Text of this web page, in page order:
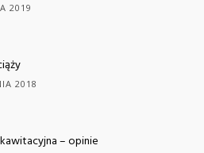
2019
2018
– opinie